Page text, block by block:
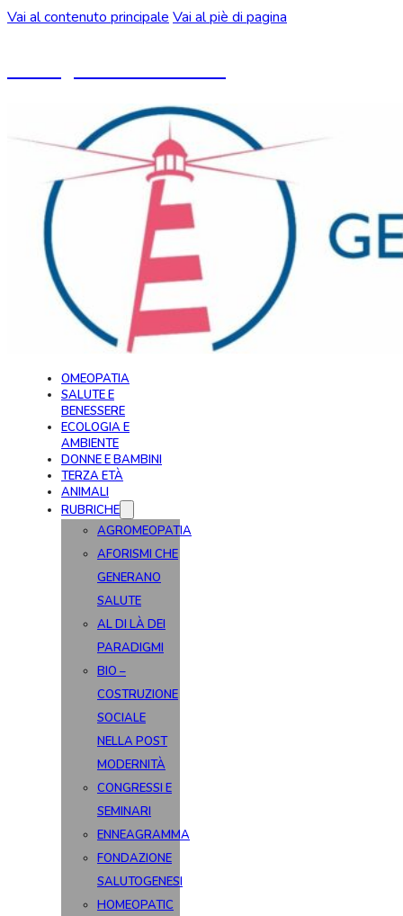
Vai al contenuto principale Vai al piè di pagina
OMEOPATIA
SALUTE E
BENESSERE
ECOLOGIA E
AMBIENTE
DONNE E BAMBINI
TERZA ETÀ
ANIMALI
RUBRICHE
AGROMEOPATIA
AFORISMI CHE
GENERANO
SALUTE
AL DI LÀ DEI
PARADIGMI
BIO –
COSTRUZIONE
SOCIALE
NELLA POST
MODERNITÀ
CONGRESSI E
SEMINARI
ENNEAGRAMMA
FONDAZIONE
SALUTOGENESI
HOMEOPATIC